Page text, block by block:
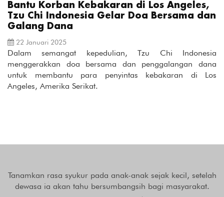
Bantu Korban Kebakaran di Los Angeles,
Tzu Chi Indonesia Gelar Doa Bersama dan
Galang Dana
22 Januari 2025
Dalam semangat kepedulian, Tzu Chi Indonesia
menggerakkan doa bersama dan penggalangan dana
untuk membantu para penyintas kebakaran di Los
Angeles, Amerika Serikat.
Tanamkan rasa syukur pada anak-anak sejak kecil, setelah
dewasa ia akan tahu bersumbangsih bagi masyarakat.